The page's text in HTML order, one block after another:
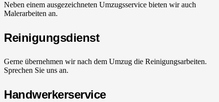
Neben einem ausgezeichneten Umzugsservice bieten wir auch
Malerarbeiten an.
Reinigungsdienst
Gerne übernehmen wir nach dem Umzug die Reinigungsarbeiten.
Sprechen Sie uns an.
Handwerkerservice